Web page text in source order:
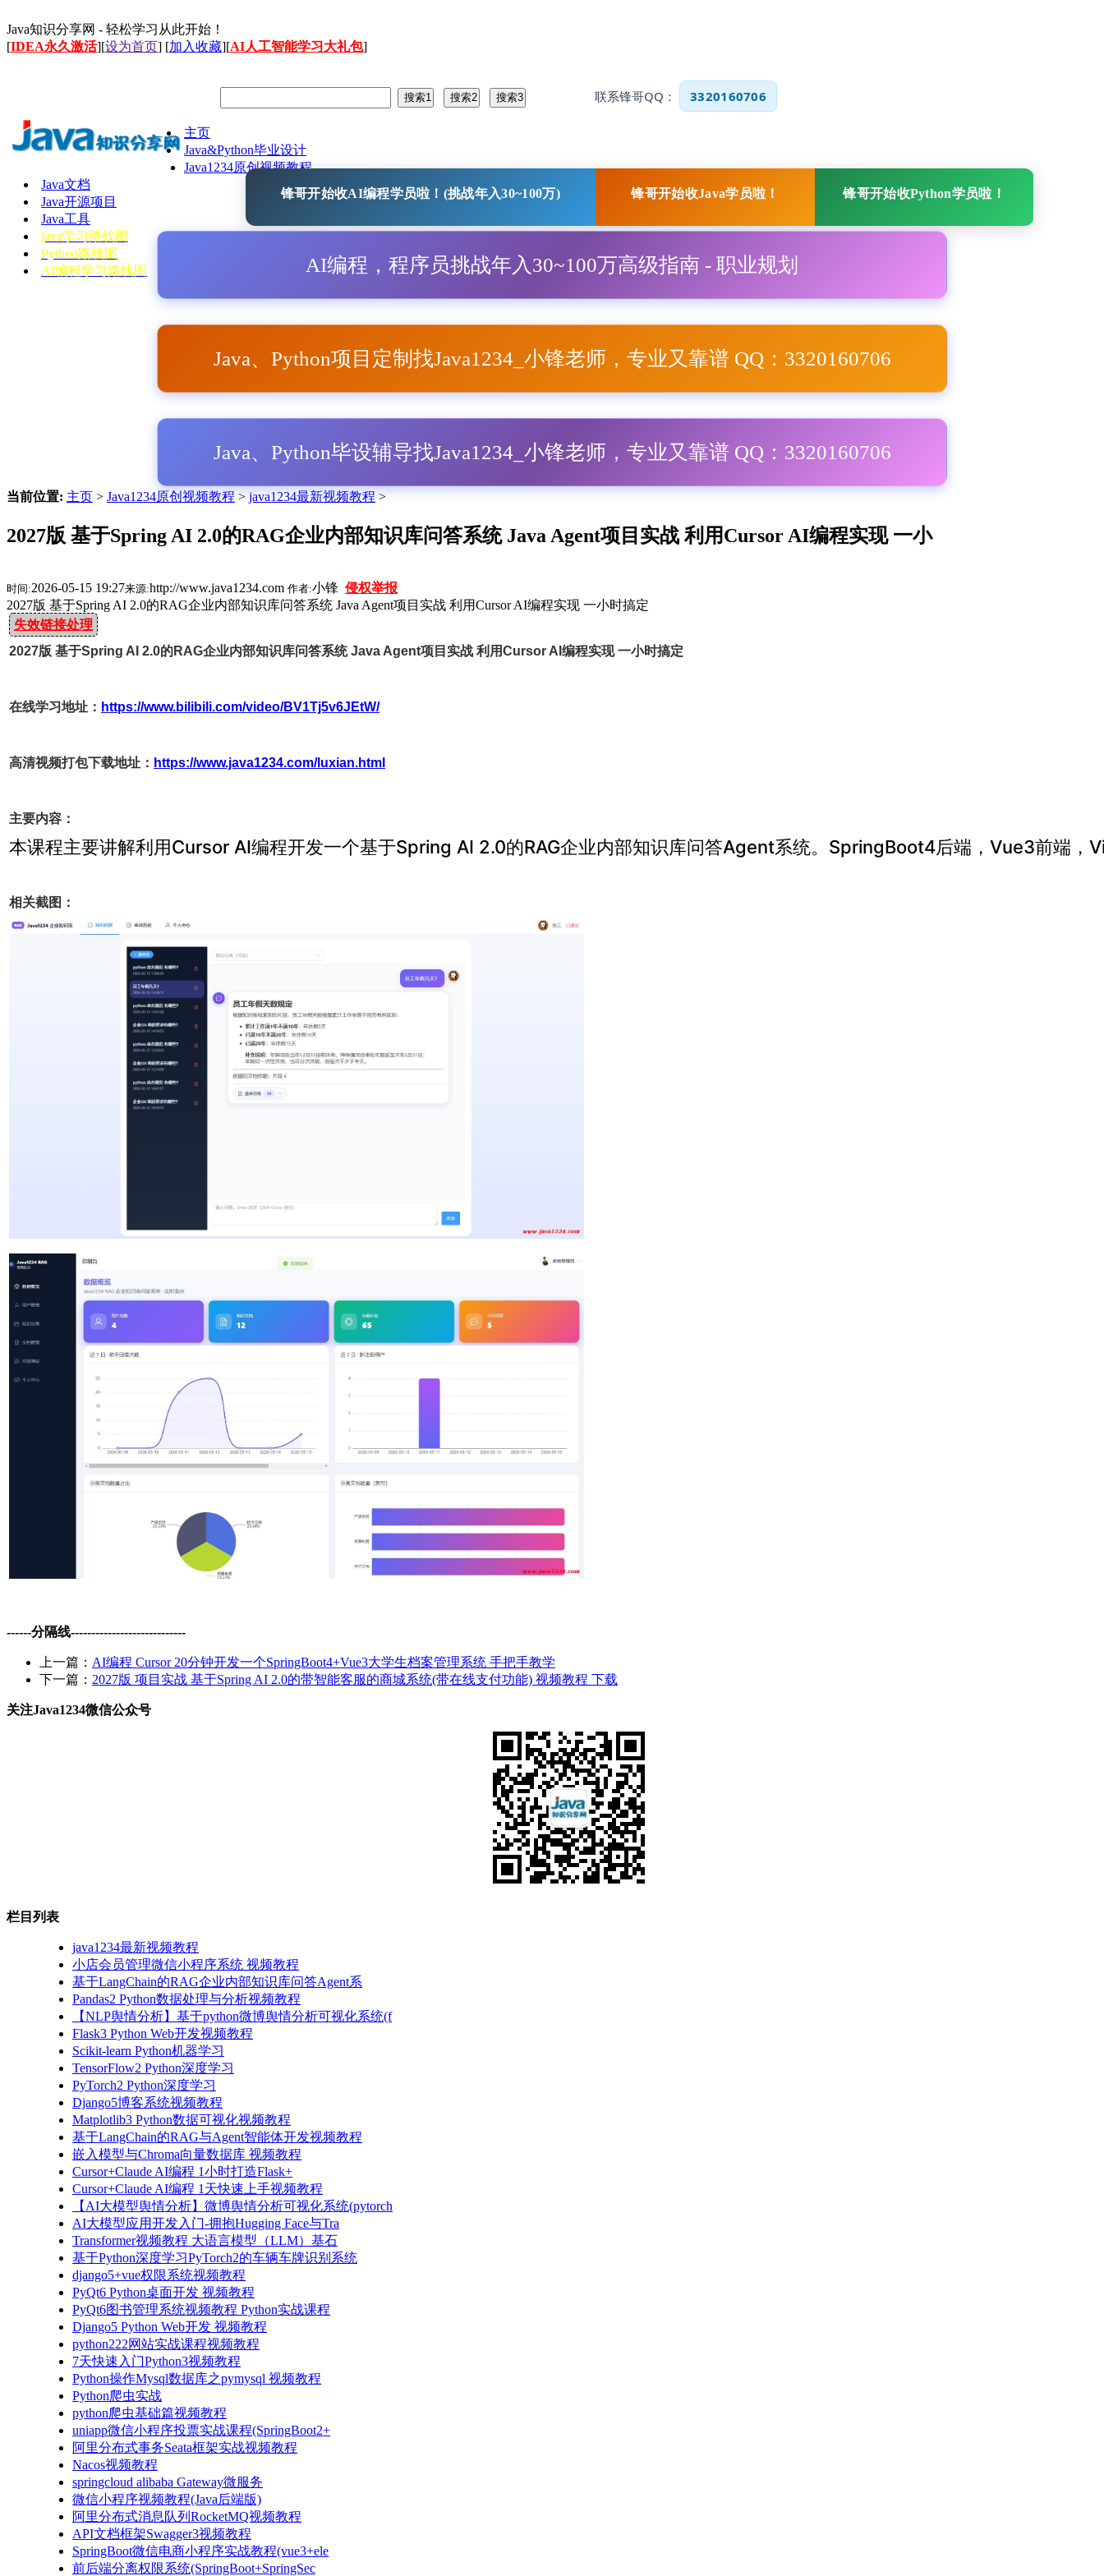
Java知识分享网 - 轻松学习从此开始！
[IDEA永久激活][设为首页] [加入收藏][AI人工智能学习大礼包]
联系锋哥QQ： 3320160706
主页
Java&Python毕业设计
Java1234原创视频教程
Java文档
Java开源项目
Java工具
java学习路线图
Python路线图
AI编程学习路线图
锋哥开始收AI编程学员啦！(挑战年入30~100万) 锋哥开始收Java学员啦！ 锋哥开始收Python学员啦！
AI编程，程序员挑战年入30~100万高级指南 - 职业规划
Java、Python项目定制找Java1234_小锋老师，专业又靠谱 QQ：3320160706
Java、Python毕设辅导找Java1234_小锋老师，专业又靠谱 QQ：3320160706
当前位置: 主页 > Java1234原创视频教程 > java1234最新视频教程 >
2027版 基于Spring AI 2.0的RAG企业内部知识库问答系统 Java Agent项目实战 利用Cursor AI编程实现 一小
时间:2026-05-15 19:27来源:http://www.java1234.com 作者:小锋 侵权举报
2027版 基于Spring AI 2.0的RAG企业内部知识库问答系统 Java Agent项目实战 利用Cursor AI编程实现 一小时搞定
失效链接处理
2027版 基于Spring AI 2.0的RAG企业内部知识库问答系统 Java Agent项目实战 利用Cursor AI编程实现 一小时搞定
在线学习地址： https://www.bilibili.com/video/BV1Tj5v6JEtW/
高清视频打包下载地址： https://www.java1234.com/luxian.html
主要内容：
本课程主要讲解利用Cursor AI编程开发一个基于Spring AI 2.0的RAG企业内部知识库问答Agent系统。SpringBoot4后端，Vue3前
相关截图：
------分隔线----------------------------
上一篇： AI编程 Cursor 20分钟开发一个SpringBoot4+Vue3大学生档案管理系统 手把手教学
下一篇： 2027版 项目实战 基于Spring AI 2.0的带智能客服的商城系统(带在线支付功能) 视频教程 下载
关注Java1234微信公众号
栏目列表
java1234最新视频教程
小店会员管理微信小程序系统 视频教程
基于LangChain的RAG企业内部知识库问答Agent系
Pandas2 Python数据处理与分析视频教程
【NLP舆情分析】基于python微博舆情分析可视化系统(f
Flask3 Python Web开发视频教程
Scikit-learn Python机器学习
TensorFlow2 Python深度学习
PyTorch2 Python深度学习
Django5博客系统视频教程
Matplotlib3 Python数据可视化视频教程
基于LangChain的RAG与Agent智能体开发视频教程
嵌入模型与Chroma向量数据库 视频教程
Cursor+Claude AI编程 1小时打造Flask+
Cursor+Claude AI编程 1天快速上手视频教程
【AI大模型舆情分析】微博舆情分析可视化系统(pytorch
AI大模型应用开发入门-拥抱Hugging Face与Tra
Transformer视频教程 大语言模型（LLM）基石
基于Python深度学习PyTorch2的车辆车牌识别系统
django5+vue权限系统视频教程
PyQt6 Python桌面开发 视频教程
PyQt6图书管理系统视频教程 Python实战课程
Django5 Python Web开发 视频教程
python222网站实战课程视频教程
7天快速入门Python3视频教程
Python操作Mysql数据库之pymysql 视频教程
Python爬虫实战
python爬虫基础篇视频教程
uniapp微信小程序投票实战课程(SpringBoot2+
阿里分布式事务Seata框架实战视频教程
Nacos视频教程
springcloud alibaba Gateway微服务
微信小程序视频教程(Java后端版)
阿里分布式消息队列RocketMQ视频教程
API文档框架Swagger3视频教程
SpringBoot微信电商小程序实战教程(vue3+ele
前后端分离权限系统(SpringBoot+SpringSec